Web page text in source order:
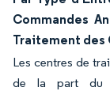
Commandes
Traitement des
Les centres de
de la part du